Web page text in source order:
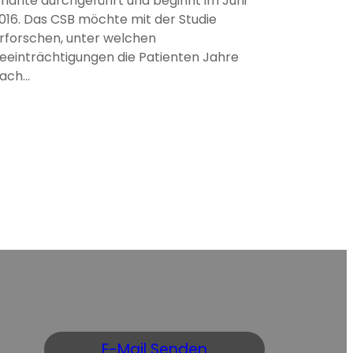
Das CSB möchte mit der Studie
unter welchen
die Patienten Jahre